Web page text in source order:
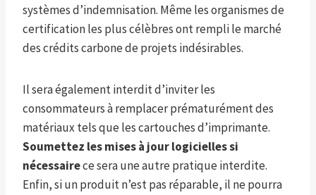
systèmes d’indemnisation. Même les organismes de
certification les plus célèbres ont rempli le marché
des crédits carbone de projets indésirables.
Il sera également interdit d’inviter les
consommateurs à remplacer prématurément des
matériaux tels que les cartouches d’imprimante.
Soumettez les mises à jour logicielles si
nécessairece sera une autre pratique interdite.
Enfin, si un produit n’est pas réparable, il ne pourra